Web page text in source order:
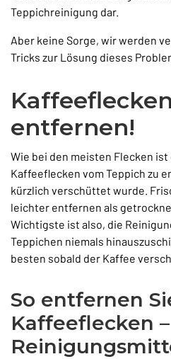
Teppichreinigung dar.
Aber keine Sorge, wir werden
Tricks zur Lösung dieses
entfernen!
Wie bei den meisten Flecken
Kaffeeflecken vom Teppich zu
kürzlich verschüttet wurde.
leichter entfernen als
Wichtigste ist also, die
Teppichen niemals
besten sobald der Kaffee
So entfernen
Kaffeeflecken